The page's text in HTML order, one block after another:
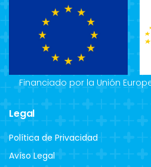
Financiado por la Unión
Legal
Política de Privacidad
Avíso Legal